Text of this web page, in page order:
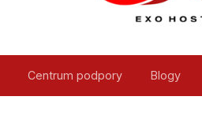
Centrum podpory
Blogy